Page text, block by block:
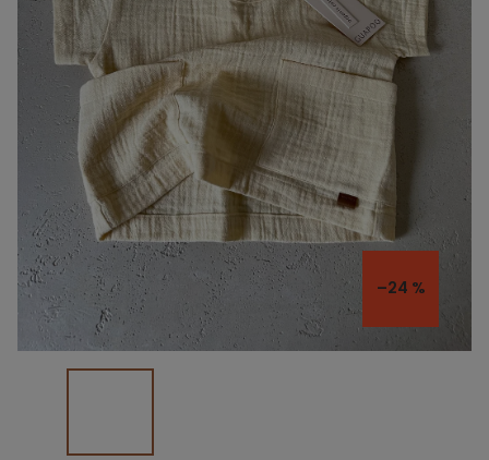
–24 %